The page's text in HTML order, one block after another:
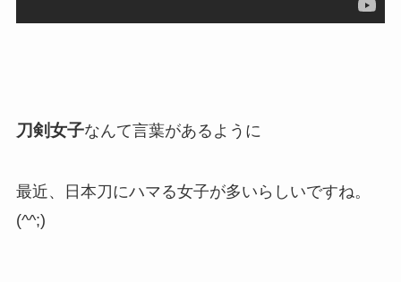
刀剣女子なんて言葉があるように
最近、日本刀にハマる女子が多いらしいですね。
(^^;)